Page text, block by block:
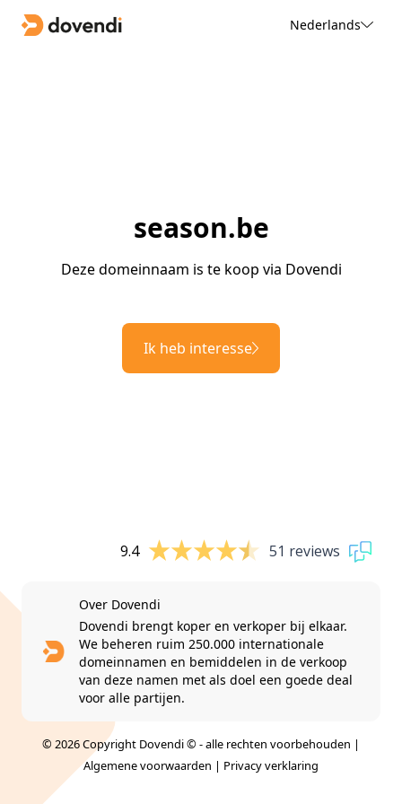
Nederlands
season.be
Deze domeinnaam is te koop via Dovendi
Ik heb interesse
9.4 51 reviews
Over Dovendi
Dovendi brengt koper en verkoper bij elkaar.
We beheren ruim 250.000 internationale
domeinnamen en bemiddelen in de verkoop
van deze namen met als doel een goede deal
voor alle partijen.
© 2026 Copyright Dovendi © - alle rechten voorbehouden |
Algemene voorwaarden | Privacy verklaring